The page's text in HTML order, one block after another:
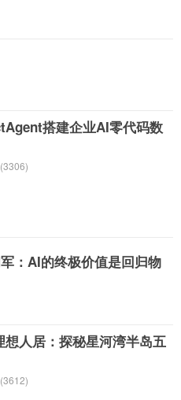
搭建企业AI零代码数
：AI的终极价值是回归物
人居：探秘星河湾半岛五